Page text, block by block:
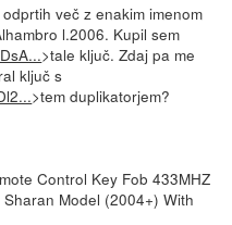
več z enakim imenom
l.2006. Kupil sem
>tale ključ. Zdaj pa me
ključ s
>tem duplikatorjem?
Control Key Fob 433MHZ
Model (2004+) With